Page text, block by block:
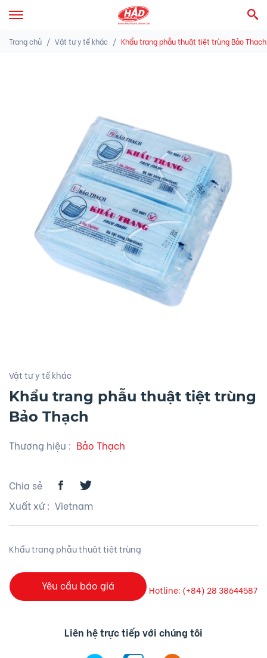
Trang chủ Vật tư y tế khác Khẩu trang phẫu thuật tiệt trùng Bảo Thạch
Vật tư y tế khác
Khẩu trang phẫu thuật tiệt trùng
Bảo Thạch
Thương hiệu : Bảo Thạch
Chia sẻ
Xuất xứ: Vietnam
Khẩu trang phẫu thuật tiệt trùng
Yêu cầu báo giá Hotline: (+84) 28 38644587
Liên hệ trực tiếp với chúng tôi